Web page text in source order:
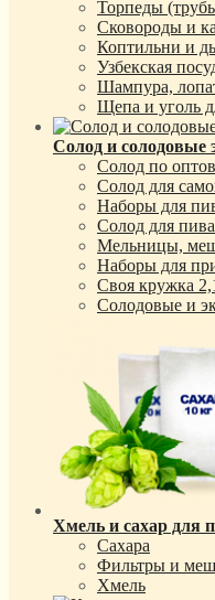
Торпеды
Сковороды и
Коптильни и
Узбекская
Шампура,
Щепа и уголь
Солод и солодовые
Солод по
Солод для
Наборы для
Солод для пива
Мельницы,
Наборы для
Своя кружка
Солодовые и
Хмель и сахар для
Сахара
Фильтры и
Хмель